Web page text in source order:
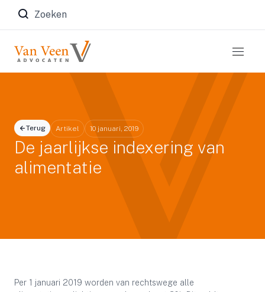
Zoeken naar:
Terug Artikel 10 januari, 2019
De jaarlijkse indexering van
alimentatie
Per 1 januari 2019 worden van rechtswege alle